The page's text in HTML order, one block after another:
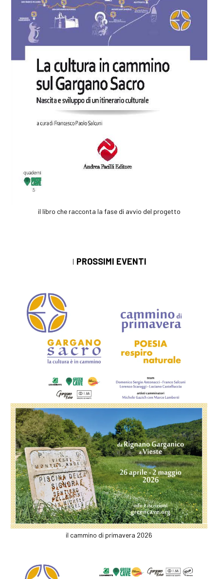
il libro che racconta la fase di avvio del progetto
I PROSSIMI EVENTI
il cammino di primavera 2026